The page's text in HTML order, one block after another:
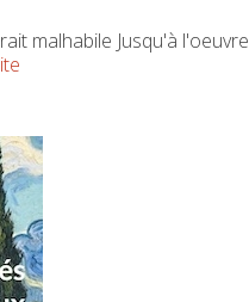
malhabile Jusqu'à l'oeuvre